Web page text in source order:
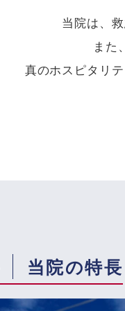
当院は、
また
真のホスピタリ
当院の特長